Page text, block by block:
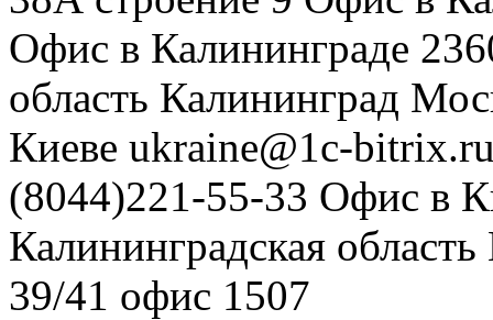
Офис в Калининграде
область Калининград
Киеве ukraine@1c-
(8044)221-55-33 Офис в
Калининградская область
39/41 офис 1507